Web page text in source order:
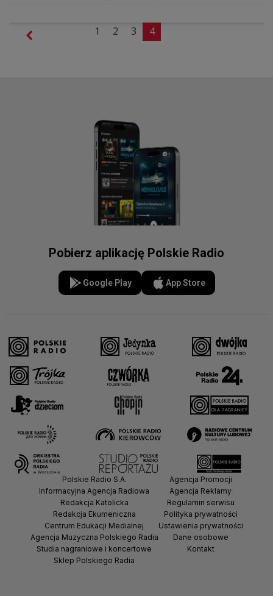
1 2 3 4
Pobierz aplikację Polskie Radio
Google Play App Store
Polskie Radio S.A.
Informacyjna Agencja Radiowa
Redakcja Katolicka
Redakcja Ekumeniczna
Centrum Edukacji Medialnej
Agencja Muzyczna Polskiego Radia
Studia nagraniowe i koncertowe
Sklep Polskiego Radia
Agencja Promocji
Agencja Reklamy
Regulamin serwisu
Polityka prywatności
Ustawienia prywatności
Dane osobowe
Kontakt